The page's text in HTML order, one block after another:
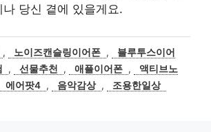
당신 곁에 있을게요.
, 노이즈캔슬링이어폰 ,
블루투스이어
, 선물추천 , 애플이어폰 ,
액티브노
에어팟4 , 음악감상 , 조용한일상